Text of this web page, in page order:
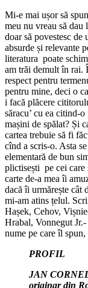
Mi-e mai ușor să
meu nu vreau să dau
doar să povestesc de
absurde și relevante
literatura poate
am trăi demult în rai.
respect pentru
pentru mine, deci o
i facă plăcere
săracu’ cu ea citind-
mașini de spălat? Și
cartea trebuie să fi
cînd a scris-o. Asta
elementară de bun
plictisești pe cei care
carte de-a mea îi
dacă îi urmărește cât
mi-am atins țelul.
Hașek, Cehov,
Hrabal, Vonnegut
nume pe care îl
PROFIL
JAN
originar din